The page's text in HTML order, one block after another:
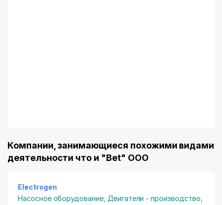
Компании, занимающиеся похожими видами
деятельности что и "Bet" ООО
Electrogen
Насосное оборудование, Двигатели - производство,